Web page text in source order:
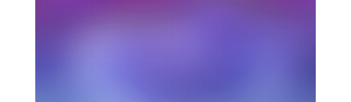
bureau Transition et